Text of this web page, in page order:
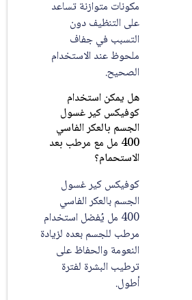
مكونات متوازنة تساعد
على التنظيف دون
التسبب في جفاف
ملحوظ عند الاستخدام
الصحيح.
هل يمكن استخدام
كوفيكس كير غسول
الجسم بالعكر الفاسي
400 مل مع مرطب بعد
الاستحمام؟
كوفيكس كير غسول
الجسم بالعكر الفاسي
400 مل يُفضل استخدام
مرطب للجسم بعده لزيادة
النعومة والحفاظ على
ترطيب البشرة لفترة
أطول.